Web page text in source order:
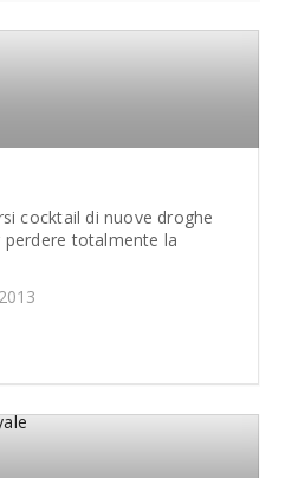
cocktail di nuove droghe
totalmente la